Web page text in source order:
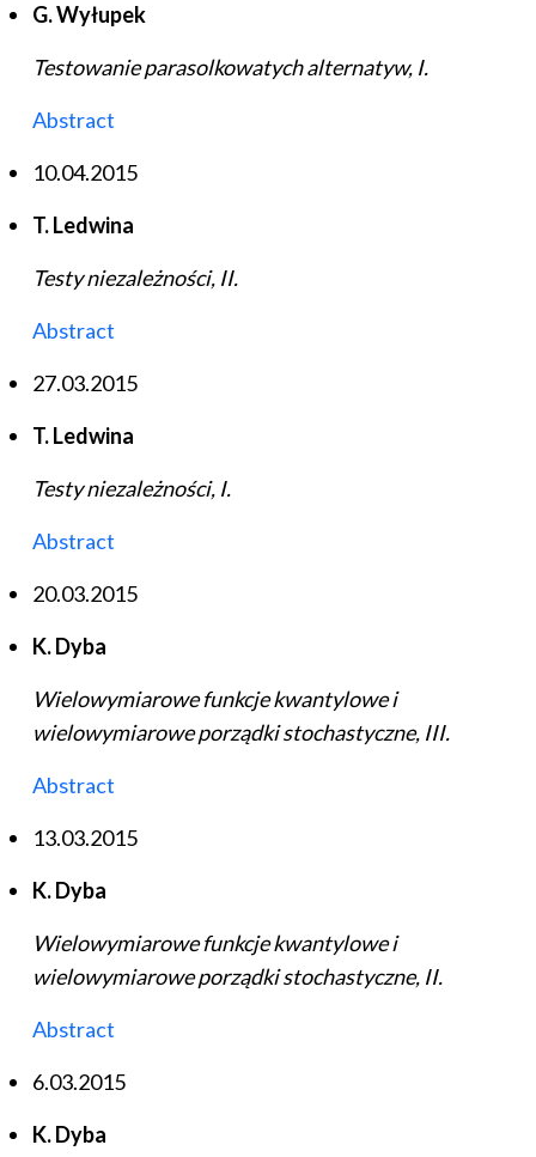
G. Wyłupek
Testowanie parasolkowatych alternatyw, I.
Abstract
10.04.2015
T. Ledwina
Testy niezależności, II.
Abstract
27.03.2015
T. Ledwina
Testy niezależności, I.
Abstract
20.03.2015
K. Dyba
Wielowymiarowe funkcje kwantylowe i
wielowymiarowe porządki stochastyczne, III.
Abstract
13.03.2015
K. Dyba
Wielowymiarowe funkcje kwantylowe i
wielowymiarowe porządki stochastyczne, II.
Abstract
6.03.2015
K. Dyba